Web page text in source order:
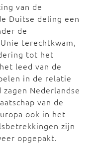
van de
Duitse deling een
de
terechtkwam,
tot het
leed van de
in de relatie
Nederlandse
van de
ook in het
zijn
opgepakt.